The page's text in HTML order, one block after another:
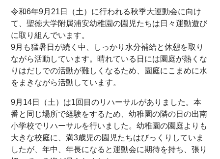
令和6年9月21日（土）に行われる秋季大運動会に向け
て、聖徳大学附属浦安幼稚園の園児たちは日々運動遊び
に取り組んでいます。
9月も猛暑日が続く中、しっかり水分補給と休憩を取り
ながら活動しています。晴れている日には園庭が熱くな
りはだしでの活動が難しくなるため、園庭にこまめに水
をまきながら活動しています。
9月14日（土）は1回目のリハーサルがありました。本
番と同じ場所で経験をするため、幼稚園の隣の日の出南
小学校でリハーサルを行いました。幼稚園の園庭よりも
大きな校庭に、満3歳児の園児たちはびっくりしていま
したが、年中、年長になると運動会に期待を持ち、張り